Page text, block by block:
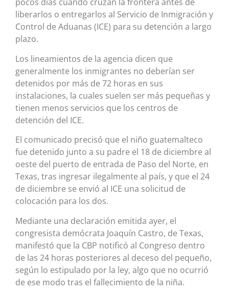
liberarlos o entregarlos al Servicio de Inmigración y
Control de Aduanas (ICE) para su detención a largo
plazo.
Los lineamientos de la agencia dicen que
generalmente los inmigrantes no deberían ser
detenidos por más de 72 horas en sus
instalaciones, la cuales suelen ser más pequeñas y
tienen menos servicios que los centros de
detención del ICE.
El comunicado precisó que el niño guatemalteco
fue detenido junto a su padre el 18 de diciembre al
oeste del puerto de entrada de Paso del Norte, en
Texas, tras ingresar ilegalmente al país, y que el 24
de diciembre se envió al ICE una solicitud de
colocación para los dos.
Mediante una declaración emitida ayer, el
congresista demócrata Joaquín Castro, de Texas,
manifestó que la CBP notificó al Congreso dentro
de las 24 horas posteriores al deceso del pequeño,
según lo estipulado por la ley, algo que no ocurrió
de ese modo tras el fallecimiento de la niña.